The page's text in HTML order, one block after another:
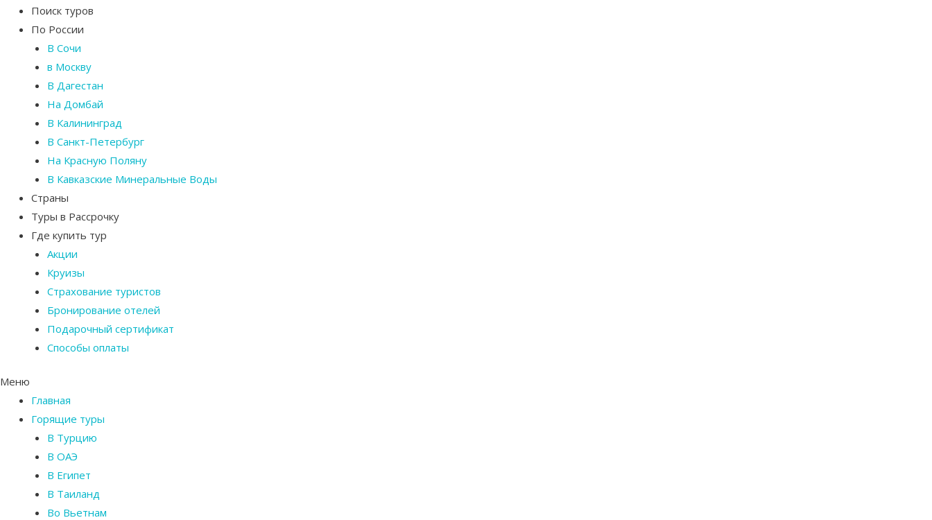
Поиск туров
По России
В Сочи
в Москву
В Дагестан
На Домбай
В Калининград
В Санкт-Петербург
На Красную Поляну
В Кавказские Минеральные Воды
Страны
Туры в Рассрочку
Где купить тур
Акции
Круизы
Страхование туристов
Бронирование отелей
Подарочный сертификат
Способы оплаты
Меню
Главная
Горящие туры
В Турцию
В ОАЭ
В Египет
В Таиланд
Во Вьетнам